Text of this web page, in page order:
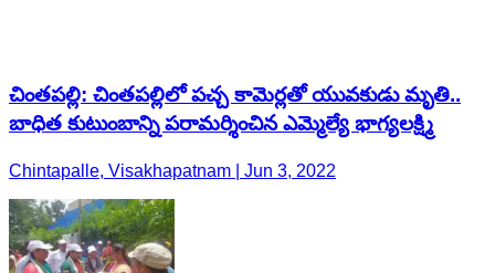
చింతపల్లి: చింతపల్లిలో పచ్చ కామెర్లతో యువకుడు మృతి..
బాధిత కుటుంబాన్ని పరామర్శించిన ఎమ్మెల్యే భాగ్యలక్ష్మి
Chintapalle, Visakhapatnam | Jun 3, 2022